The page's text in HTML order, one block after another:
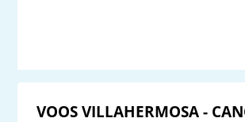
VOOS VILLAHERMOSA -